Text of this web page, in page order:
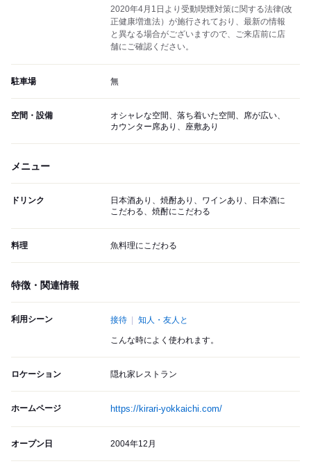
2020年4月1日より受動喫煙対策に関する法律(改
正健康増進法）が施行されており、最新の情報
と異なる場合がございますので、ご来店前に店
舗にご確認ください。
駐車場 無
空間・設備
オシャレな空間、落ち着いた空間、席が広い、
カウンター席あり、座敷あり
メニュー
ドリンク
日本酒あり、焼酎あり、ワインあり、日本酒に
こだわる、焼酎にこだわる
料理 魚料理にこだわる
特徴・関連情報
利用シーン 接待 知人・友人と
こんな時によく使われます。
ロケーション 隠れ家レストラン
ホームページ https://kirari-yokkaichi.com/
オープン日 2004年12月